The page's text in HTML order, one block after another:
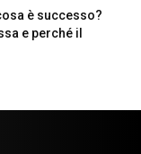
è successo?
e perché il